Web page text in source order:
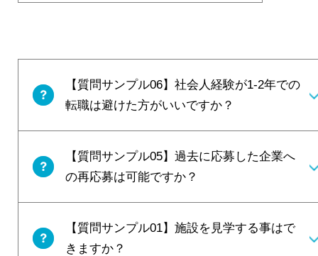
【質問サンプル06】社会人経験が1-2年での
転職は避けた方がいいですか？
【質問サンプル05】過去に応募した企業へ
の再応募は可能ですか？
【質問サンプル01】施設を見学する事はで
きますか？